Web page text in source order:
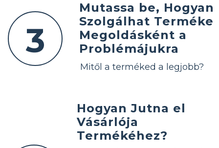
3
Mutassa be, Hogyan
Szolgálhat Terméke
Megoldásként a
Problémájukra
Mitől a terméked a legjobb?
Hogyan Jutna el
Vásárlója
Termékéhez?